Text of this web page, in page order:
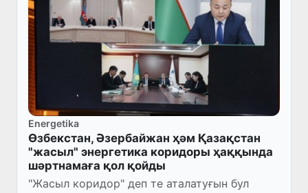
Energetika
Өзбекстан, Әзербайжан ҳәм Қазақстан
"жасыл" энергетика коридоры ҳаққында
шәртнамаға қол қойды
"Жасыл коридор" деп те аталатуғын бул